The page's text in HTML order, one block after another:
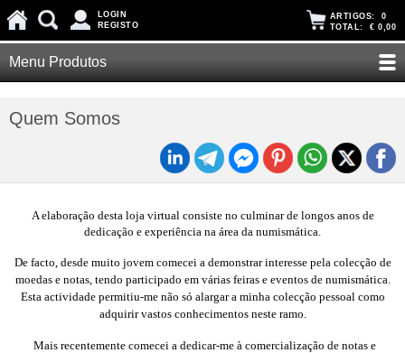
LOGIN
REGISTO
ARTIGOS: 0
TOTAL: € 0,00
Menu Produtos
Quem Somos
A elaboração desta loja virtual consiste no culminar de longos anos de
dedicação e experiência na área da numismática.
De facto, desde muito jovem comecei a demonstrar interesse pela colecção de
moedas e notas, tendo participado em várias feiras e eventos de numismática.
Esta actividade permitiu-me não só alargar a minha colecção pessoal como
adquirir vastos conhecimentos neste ramo.
Mais recentemente comecei a dedicar-me à comercialização de notas e